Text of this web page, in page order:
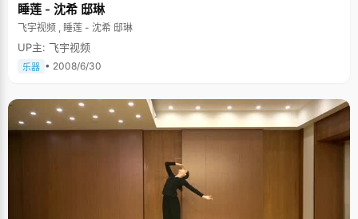
睡莲 - 沈希 邸琳
飞宇视频 , 睡莲 - 沈希 邸琳
UP主: 飞宇视频
乐器 • 2008/6/30